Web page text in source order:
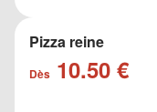
Pizza reine
Dès 10.50 €